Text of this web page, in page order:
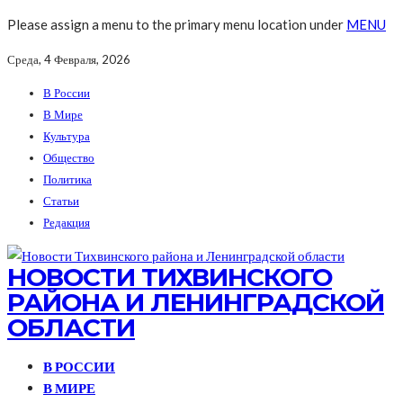
Please assign a menu to the primary menu location under MENU
Среда, 4 Февраля, 2026
В России
В Мире
Культура
Общество
Политика
Статьи
Редакция
НОВОСТИ ТИХВИНСКОГО
РАЙОНА И ЛЕНИНГРАДСКОЙ
ОБЛАСТИ
В РОССИИ
В МИРЕ